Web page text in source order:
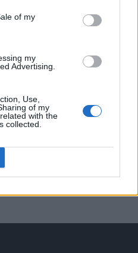
of my
my
Advertising.
Use,
of my
with the
collected.